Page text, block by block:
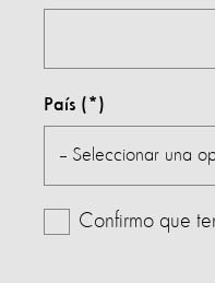
País
Confirmo que